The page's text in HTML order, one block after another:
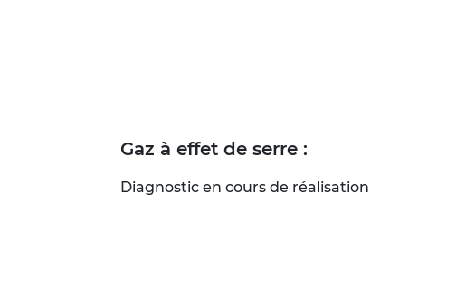
Gaz à effet de serre :
Diagnostic en cours de réalisation